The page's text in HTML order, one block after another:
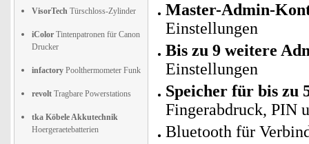
VisorTech Türschloss-Zylinder
iColor Tintenpatronen für Canon
Drucker
infactory Poolthermometer Funk
revolt Tragbare Powerstations
tka Köbele Akkutechnik
Hoergeraetebatterien
Master-Admin-
Einstellungen
Bis zu 9 weitere
Einstellungen
Speicher für bis zu
Fingerabdruck, PIN
Bluetooth für